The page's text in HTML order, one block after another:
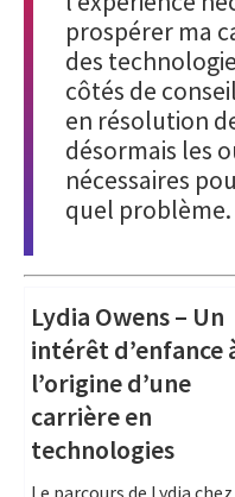
prospérer ma
des
côtés de
en résolution
désormais les
nécessaires
quel problème.
Lydia Owens – Un
intérêt d’enfance
l’origine d’une
carrière en
technologies
Le parcours de Lydia chez